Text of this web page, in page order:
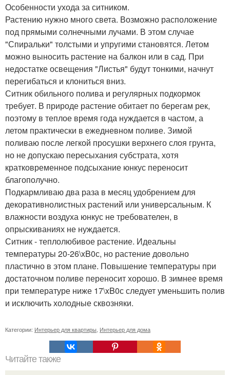
Особенности ухода за ситником.
Растению нужно много света. Возможно расположение
под прямыми солнечными лучами. В этом случае
"Спиральки" толстыми и упругими становятся. Летом
можно выносить растение на балкон или в сад. При
недостатке освещения "Листья" будут тонкими, начнут
перегибаться и клониться вниз.
Ситник обильного полива и регулярных подкормок
требует. В природе растение обитает по берегам рек,
поэтому в теплое время года нуждается в частом, а
летом практически в ежедневном поливе. Зимой
поливаю после легкой просушки верхнего слоя грунта,
но не допускаю пересыхания субстрата, хотя
кратковременное подсыхание юнкус переносит
благополучно.
Подкармливаю два раза в месяц удобрением для
декоративнолистных растений или универсальным. К
влажности воздуха юнкус не требователен, в
опрыскиваниях не нуждается.
Ситник - теплолюбивое растение. Идеальны
температуры 20-26\xB0с, но растение довольно
пластично в этом плане. Повышение температуры при
достаточном поливе переносит хорошо. В зимнее время
при температуре ниже 17\xB0с следует уменьшить полив
и исключить холодные сквозняки.
Категории: Интерьер для квартиры Интерьер для дома
Читайте также